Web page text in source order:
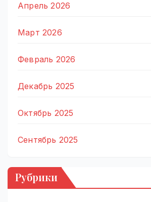
Апрель 2026
Март 2026
Февраль 2026
Декабрь 2025
Октябрь 2025
Сентябрь 2025
Рубрики